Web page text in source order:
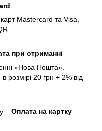
Mastercard та Visa,
при отриманні
«Нова Пошта».
розмірі 20 грн + 2% від
Оплата на картку